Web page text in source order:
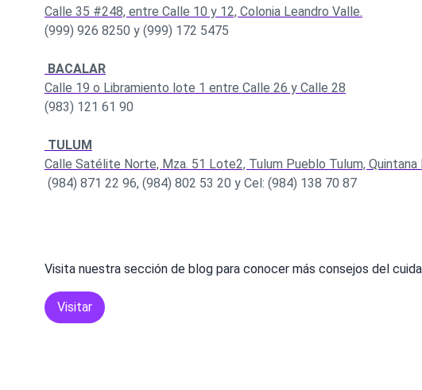
Calle 35 #248, entre Calle 10 y 12, Colonia Leandro Valle.
(999) 926 8250 y (999) 172 5475
BACALAR
Calle 19 o Libramiento lote 1 entre Calle 26 y Calle 28
(983) 121 61 90
TULUM
Calle Satélite Norte, Mza. 51 Lote2, Tulum Pueblo Tulum, Quintana
(984) 871 22 96, (984) 802 53 20 y Cel: (984) 138 70 87
Visita nuestra sección de blog para conocer más consejos del
Visitar